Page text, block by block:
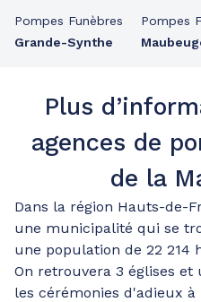
Pompes Funèbres
Grande-Synthe
Pompes
Plus
agences de
de la
Dans la région Hauts-de-
une municipalité qui se
une population de 22 214
On retrouvera 3 églises
les cérémonies d'adieux